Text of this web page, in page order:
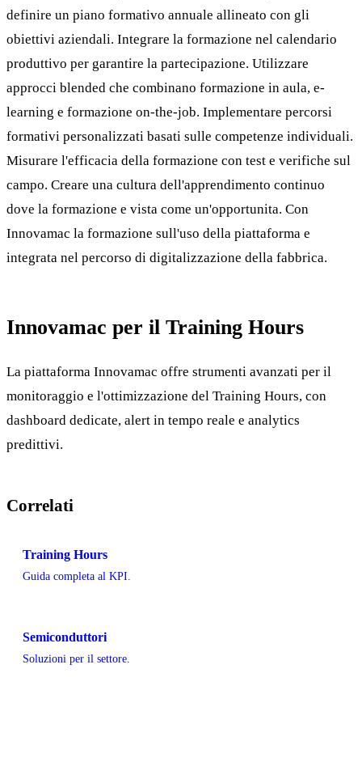
definire un piano formativo annuale allineato con gli
obiettivi aziendali. Integrare la formazione nel calendario
produttivo per garantire la partecipazione. Utilizzare
approcci blended che combinano formazione in aula, e-
learning e formazione on-the-job. Implementare percorsi
formativi personalizzati basati sulle competenze individuali.
Misurare l'efficacia della formazione con test e verifiche sul
campo. Creare una cultura dell'apprendimento continuo
dove la formazione e vista come un'opportunita. Con
Innovamac la formazione sull'uso della piattaforma e
integrata nel percorso di digitalizzazione della fabbrica.
Innovamac per il Training Hours
La piattaforma Innovamac offre strumenti avanzati per il
monitoraggio e l'ottimizzazione del Training Hours, con
dashboard dedicate, alert in tempo reale e analytics
predittivi.
Correlati
Training Hours
Guida completa al KPI.
Semiconduttori
Soluzioni per il settore.